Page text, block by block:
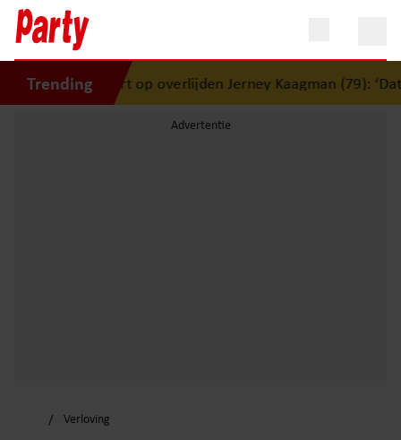
Trending
reageert op overlijden Jerney Kaagman (79): ‘Dat
Verloving